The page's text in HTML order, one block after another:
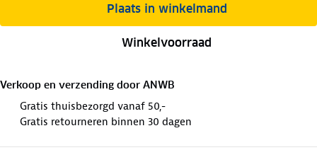
Plaats in winkelmand
Winkelvoorraad
Verkoop en verzending door ANWB
Gratis thuisbezorgd vanaf 50,-
Gratis retourneren binnen 30 dagen